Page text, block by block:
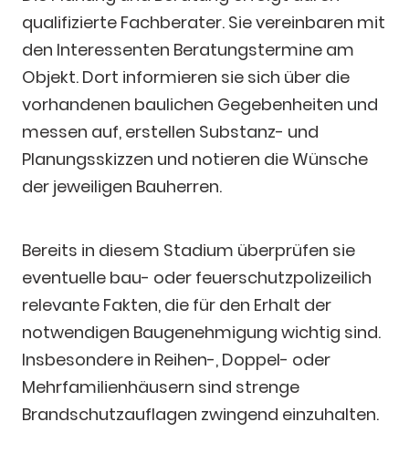
qualifizierte Fachberater. Sie vereinbaren mit
den Interessenten Beratungstermine am
Objekt. Dort informieren sie sich über die
vorhandenen baulichen Gegebenheiten und
messen auf, erstellen Substanz- und
Planungsskizzen und notieren die Wünsche
der jeweiligen Bauherren.
Bereits in diesem Stadium überprüfen sie
eventuelle bau- oder feuerschutzpolizeilich
relevante Fakten, die für den Erhalt der
notwendigen Baugenehmigung wichtig sind.
Insbesondere in Reihen-, Doppel- oder
Mehrfamilienhäusern sind strenge
Brandschutzauflagen zwingend einzuhalten.